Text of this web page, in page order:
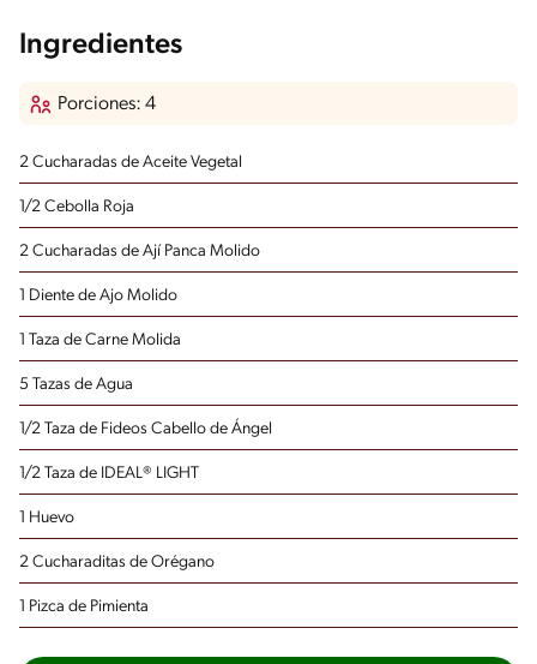
Ingredientes
Porciones: 4
2 Cucharadas de Aceite Vegetal
1/2 Cebolla Roja
2 Cucharadas de Ají Panca Molido
1 Diente de Ajo Molido
1 Taza de Carne Molida
5 Tazas de Agua
1/2 Taza de Fideos Cabello de Ángel
1/2 Taza de IDEAL® LIGHT
1 Huevo
2 Cucharaditas de Orégano
1 Pizca de Pimienta